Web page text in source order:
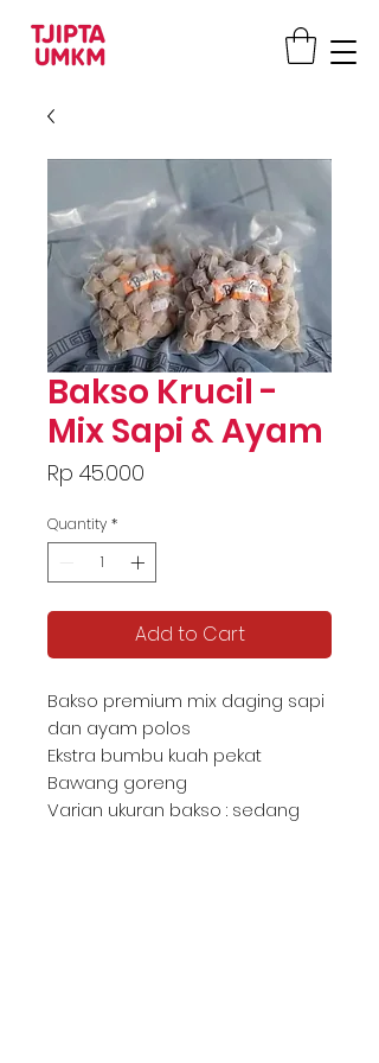
Bakso Krucil -
Mix Sapi & Ayam
Rp 45.000
Quantity *
Add to Cart
Bakso premium mix daging sapi
dan ayam polos
Ekstra bumbu kuah pekat
Bawang goreng
Varian ukuran bakso : sedang